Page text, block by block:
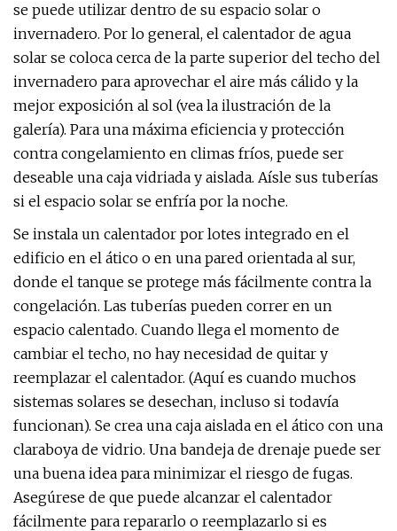
se puede utilizar dentro de su espacio solar o
invernadero. Por lo general, el calentador de agua
solar se coloca cerca de la parte superior del techo del
invernadero para aprovechar el aire más cálido y la
mejor exposición al sol (vea la ilustración de la
galería). Para una máxima eficiencia y protección
contra congelamiento en climas fríos, puede ser
deseable una caja vidriada y aislada. Aísle sus tuberías
si el espacio solar se enfría por la noche.
Se instala un calentador por lotes integrado en el
edificio en el ático o en una pared orientada al sur,
donde el tanque se protege más fácilmente contra la
congelación. Las tuberías pueden correr en un
espacio calentado. Cuando llega el momento de
cambiar el techo, no hay necesidad de quitar y
reemplazar el calentador. (Aquí es cuando muchos
sistemas solares se desechan, incluso si todavía
funcionan). Se crea una caja aislada en el ático con una
claraboya de vidrio. Una bandeja de drenaje puede ser
una buena idea para minimizar el riesgo de fugas.
Asegúrese de que puede alcanzar el calentador
fácilmente para repararlo o reemplazarlo si es